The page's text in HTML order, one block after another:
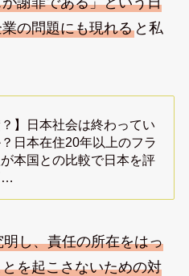
の問題にも現れると私
？】日本社会は終わってい
日本在住20年以上のフラ
本国との比較で日本を評
…
明し、責任の所在をはっ
を起こさないための対